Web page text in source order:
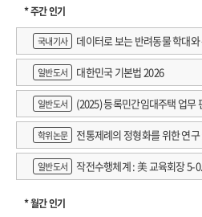
* 주간 인기
국내기사
데이터로 보는 반려동물 학대
일반도서 대한민국 기본법 2026
일반도서 (2025) 등록민간임대주택 업무
학위논문 전통제례의 정형화를 위한 연
일반도서 작전수행체계 : 美 교육회장 5-
* 월간 인기